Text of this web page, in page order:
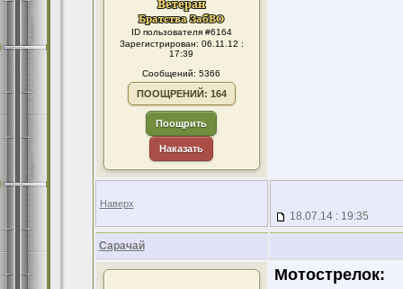
ID пользователя #6164
Зарегистрирован: 06.11.12 :
17:39
Сообщений: 5366
ПООЩРЕНИЙ: 164
Поощрить
Наказать
Наверх
18.07.14 : 19:35
Сарачай
Мотострелок: